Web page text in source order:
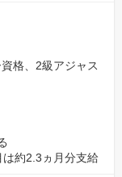
格、2級アジャス
約2.3ヵ月分支給